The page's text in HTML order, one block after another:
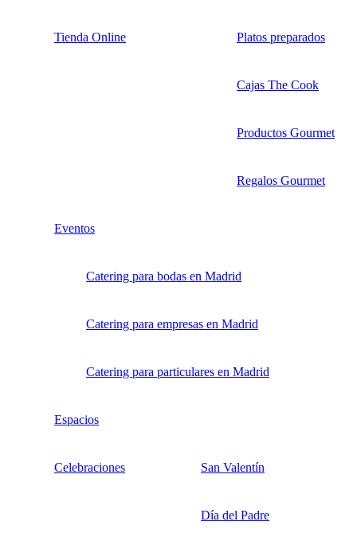
Tienda Online Platos preparados
Cajas The Cook
Productos Gourmet
Regalos Gourmet
Eventos
Catering para bodas en Madrid
Catering para empresas en Madrid
Catering para particulares en Madrid
Espacios
Celebraciones San Valentín
Día del Padre